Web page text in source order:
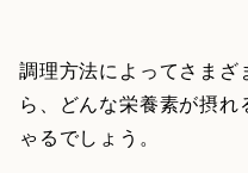
調理方法によってさま
ら、どんな栄養素が摂
ゃるでしょう。